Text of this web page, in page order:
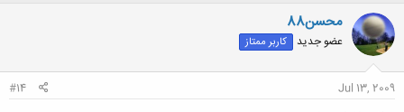
ن
ش
ه
ا
محسن88
عضو جدید کاربر ممتاز
Jul 13, 2009
#14